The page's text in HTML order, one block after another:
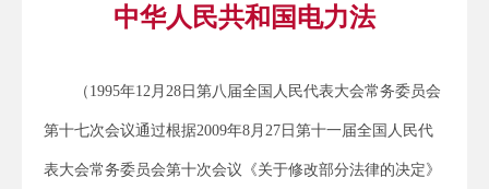
中华人民共和国电力法
（1995年12月28日第八届全国人民代表大会常务委员会
第十七次会议通过根据2009年8月27日第十一届全国人民代
表大会常务委员会第十次会议《关于修改部分法律的决定》